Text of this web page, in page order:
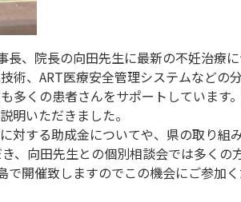
長、院長の向田先生に最新の不妊治療
術、ART医療安全管理システムなど
多くの患者さんをサポートしていま
明いただきました。
対する助成金についてや、県の取り組
、向田先生との個別相談会では多く
開催致しますのでこの機会にご参加く